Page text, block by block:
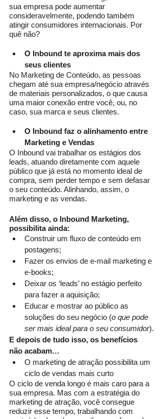
sua empresa pode aumentar
consideravelmente, podendo também
atingir consumidores internacionais. Por
quê não?
O Inbound te aproxima mais dos
seus clientes
No Marketing de Conteúdo, as pessoas
chegam até sua empresa/negócio através
de materiais personalizados, o que causa
uma maior conexão entre você, ou, no
caso, sua marca e seus clientes.
O Inbound faz o alinhamento entre
Marketing e Vendas
O Inbound vai trabalhar os estágios dos
leads, atuando diretamente com aquele
público que já está no momento ideal de
compra, sem perder tempo e sem defasar
o seu conteúdo. Alinhando, assim, o
marketing e as vendas.
Além disso, o Inbound Marketing,
possibilita ainda:
Construir um fluxo de conteúdo em
postagens;
Fazer os envios de e-mail marketing e
e-books;
Deixar os ‘leads’ no estágio perfeito
para fazer a aquisição;
Educar e mostrar ao público as
soluções do seu negócio (o que pode
ser mais ideal para o seu consumidor).
E depois de tudo isso, os benefícios
não acabam…
O marketing de atração possibilita um
ciclo de vendas mais curto
O ciclo de venda longo é mais caro para a
sua empresa. Mas com a estratégia do
marketing de atração, você consegue
reduzir esse tempo, trabalhando com